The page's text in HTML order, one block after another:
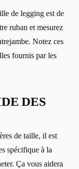
de legging est de
ruban et mesurez
Notez ces
fournis par les
DES
de taille, il est
spécifique à la
Ça vous aidera